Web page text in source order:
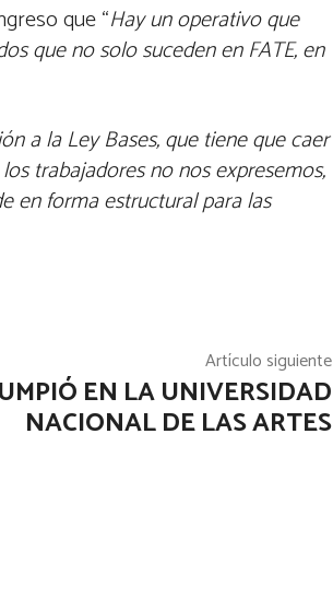
que “Hay un operativo que
que no solo suceden en FATE, en
a la Ley Bases, que tiene que caer
trabajadores no nos expresemos,
en forma estructural para las
Artículo siguiente
EN LA UNIVERSIDAD
NACIONAL DE LAS ARTES